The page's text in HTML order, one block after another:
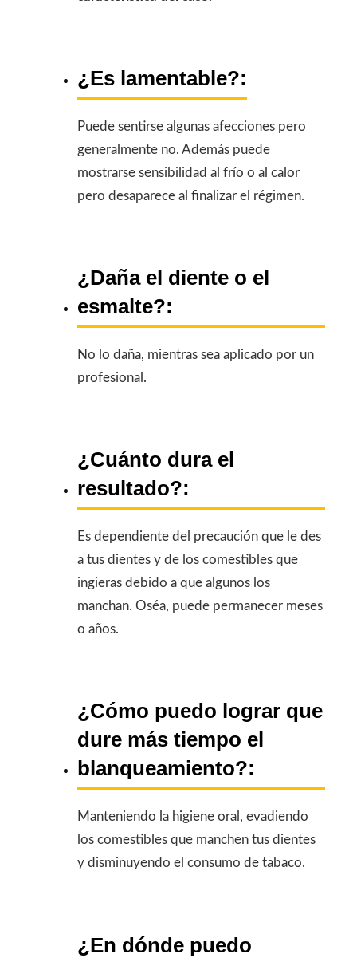
¿Es lamentable?:
Puede sentirse algunas afecciones pero
generalmente no. Además puede
mostrarse sensibilidad al frío o al calor
pero desaparece al finalizar el régimen.
¿Daña el diente o el
esmalte?:
No lo daña, mientras sea aplicado por un
profesional.
¿Cuánto dura el
resultado?:
Es dependiente del precaución que le des
a tus dientes y de los comestibles que
ingieras debido a que algunos los
manchan. Oséa, puede permanecer meses
o años.
¿Cómo puedo lograr que
dure más tiempo el
blanqueamiento?:
Manteniendo la higiene oral, evadiendo
los comestibles que manchen tus dientes
y disminuyendo el consumo de tabaco.
¿En dónde puedo